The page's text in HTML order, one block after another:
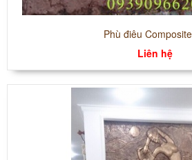
Phù điêu
Liên hệ